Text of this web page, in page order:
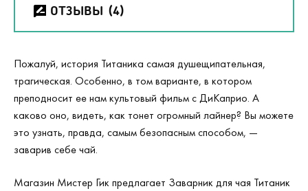
ОТЗЫВЫ (4)
Пожалуй, история Титаника самая душещипательная,
трагическая. Особенно, в том варианте, в котором
преподносит ее нам культовый фильм с ДиКаприо. А
каково оно, видеть, как тонет огромный лайнер? Вы можете
это узнать, правда, самым безопасным способом, —
заварив себе чай.
Магазин Мистер Гик предлагает Заварник для чая Титаник